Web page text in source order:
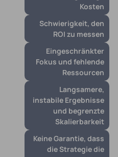
Kosten
Schwierigkeit, den
ROI zu messen
Eingeschränkter
Fokus und fehlende
Ressourcen
Langsamere,
instabile Ergebnisse
und begrenzte
Skalierbarkeit
Keine Garantie, dass
die Strategie die